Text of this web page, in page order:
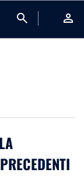
search person